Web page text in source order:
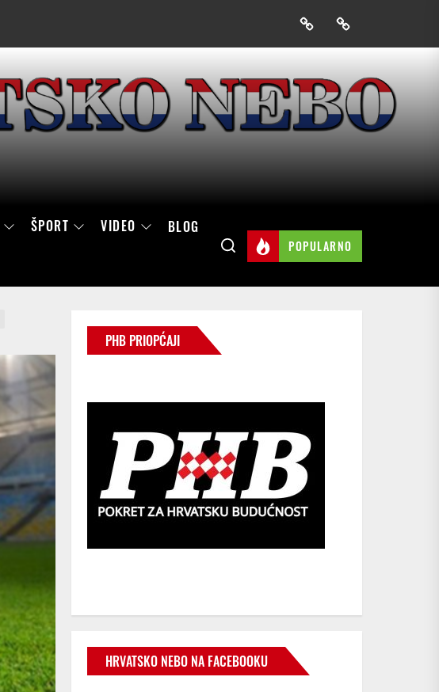
PrijavakSkini
mobilnu
Hrvatskog
neba
ŠPORT VIDEO BLOG
POPULARNO
PHB PRIOPĆAJI
HRVATSKO NEBO NA FACEBOOKU